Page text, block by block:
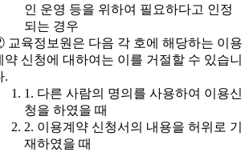
인 운영 등을 위하여 필요하다고 인정
되는 경우
교육정보원은 다음 각 호에 해당하는 이용
약 신청에 대하여는 이를 거절할 수 있습니
.
1. 다른 사람의 명의를 사용하여 이용신
청을 하였을 때
2. 이용계약 신청서의 내용을 허위로 기
재하였을 때